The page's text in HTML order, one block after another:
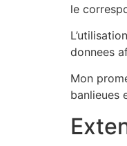
le
donnees
Mon
banlieues